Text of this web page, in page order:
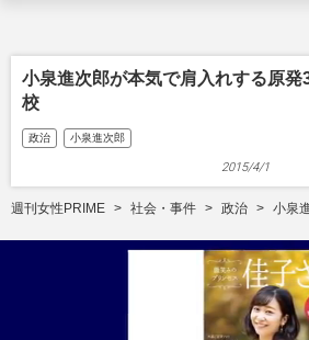
小泉進次郎が本気で肩入れする原
校
政治 小泉進次郎
2015/4/1
週刊女性PRIME 社会・事件 政治 小泉